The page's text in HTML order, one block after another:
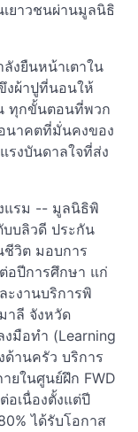
ยาวชนผ่านมูลนิธิ
งยืนหน้าเตาใน
งผ้าปูที่นอนให้
ทุกขั้นตอนที่พวก
นาคตที่มั่นคงของ
รงบันดาลใจที่ส่ง
แรม -- มูลนิธิพิ
บบลิวดี ประกัน
วิต มอบการ
อปีการศึกษา แก่
ะงานบริการพิ
าลี จังหวัด
มือทำ (Learning
ด้านครัว บริการ
ยในศูนย์ฝึก FWD
เนื่องตั้งแต่ปี
ได้รับโอกาส